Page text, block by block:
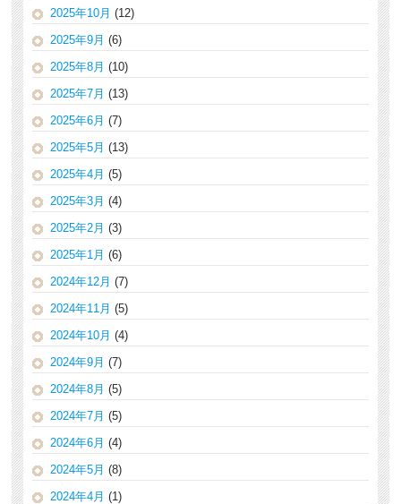
2025年10月 (12)
2025年9月 (6)
2025年8月 (10)
2025年7月 (13)
2025年6月 (7)
2025年5月 (13)
2025年4月 (5)
2025年3月 (4)
2025年2月 (3)
2025年1月 (6)
2024年12月 (7)
2024年11月 (5)
2024年10月 (4)
2024年9月 (7)
2024年8月 (5)
2024年7月 (5)
2024年6月 (4)
2024年5月 (8)
2024年4月 (1)